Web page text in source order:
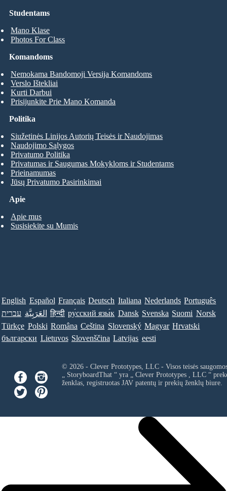
Studentams
Mano Klase
Photos For Class
Komandoms
Nemokama Bandomoji Versija Komandoms
Verslo Ištekliai
Kurti Darbui
Prisijunkite Prie Mano Komanda
Apie
Apie mus
Susisiekite su Mumis
Politika
Siužetinės Linijos Autorių Teisės ir Naudojimas
Naudojimo Sąlygos
Privatumo Politika
Privatumas ir Saugumas Mokykloms ir Studentams
Prieinamumas
Jūsų Privatumo Pasirinkimai
English Español Français Deutsch Italiana Nederlands Português
עברית العَرَبِيَّة हिन्दी ру́сский язы́к Dansk Svenska Suomi Norsk
Türkçe Polski Româna Ceština Slovenský Magyar Hrvatski
български Lietuvos Slovenščina Latvijas eesti
© 2026 - Clever Prototypes, LLC - Visos teisės
„ StoryboardThat “ yra „ Clever Prototypes , LLC“
ženklas, registruotas JAV patentų ir prekių ženklų biure.